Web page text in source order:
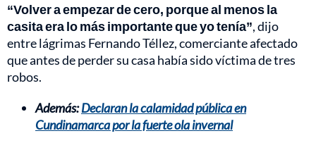
“Volver a empezar de cero, porque al menos la
casita era lo más importante que yo tenía”, dijo
entre lágrimas Fernando Téllez, comerciante afectado
que antes de perder su casa había sido víctima de tres
robos.
Además:Declaran la calamidad pública en
Cundinamarca por la fuerte ola invernal